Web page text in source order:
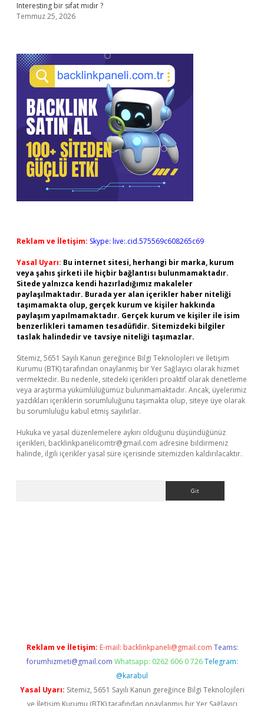
Interesting bir sıfat mıdır ?
Temmuz 25, 2026
Reklam ve İletişim: Skype: live:.cid.575569c608265c69
Yasal Uyarı: Bu internet sitesi, herhangi bir marka, kurum
veya şahıs şirketi ile hiçbir bağlantısı bulunmamaktadır.
Sitede yalnızca kendi hazırladığımız makaleler
paylaşılmaktadır. Burada yer alan içerikler haber niteliği
taşımamakta olup, gerçek kurum ve kişiler hakkında
paylaşım yapılmamaktadır. Gerçek kurum ve kişiler ile isim
benzerlikleri tamamen tesadüfidir. Sitemizdeki bilgiler
taslak halindedir ve tavsiye niteliği taşımazlar.
Sitemiz, 5651 Sayılı Kanun gereğince Bilgi Teknolojileri ve İletişim
Kurumu (BTK) tarafından onaylanmış bir Yer Sağlayıcı olarak hizmet
vermektedir. Bu nedenle, sitedeki içerikleri proaktif olarak denetleme
veya araştırma yükümlülüğümüz bulunmamaktadır. Ancak, üyelerimiz
yazdıkları içeriklerin sorumluluğunu taşımakta olup, siteye üye olarak
bu sorumluluğu kabul etmiş sayılırlar.
Hukuka ve yasal düzenlemelere aykırı olduğunu düşündüğünüz
içerikleri, backlinkpanelicomtr@gmail.com adresine bildirmeniz
halinde, ilgili içerikler yasal süre içerisinde sitemizden kaldırılacaktır.
Reklam ve İletişim: E-mail: backlinkpaneli@gmail.com Teams:
forumhizmeti@gmail.com Whatsapp: 0262 606 0 726 Telegram:
@karabul
Yasal Uyarı: Sitemiz, 5651 Sayılı Kanun gereğince Bilgi Teknolojileri
ve İletişim Kurumu (BTK) tarafından onaylanmış bir Yer Sağlayıcı